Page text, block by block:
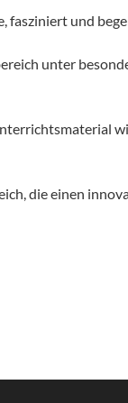
fasziniert und
unter
die einen